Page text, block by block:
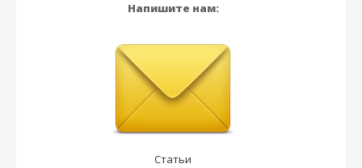
Напишите нам:
Статьи